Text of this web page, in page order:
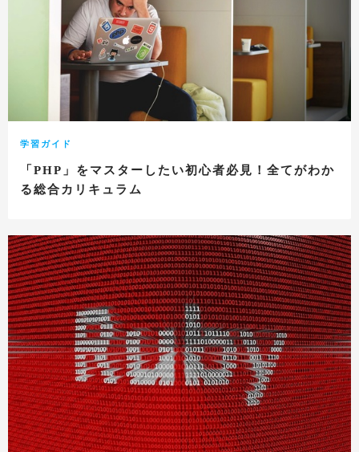
学習ガイド
「PHP」をマスターしたい初心者必見！全てがわか
る総合カリキュラム